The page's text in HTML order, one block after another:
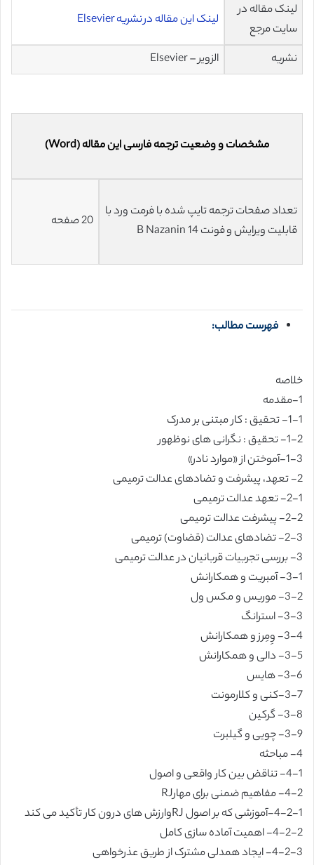
لینک مقاله در
سایت مرجع
لینک این مقاله در نشریه Elsevier
نشریه الزویر – Elsevier
مشخصات و وضعیت ترجمه فارسی این مقاله (Word)
تعداد صفحات ترجمه تایپ شده با فرمت ورد با
قابلیت ویرایش و فونت 14 B Nazanin
20 صفحه
فهرست مطالب:
خلاصه
1-مقدمه
1-1- تحقیق : کار مبتنی بر مدرک
1-2- تحقیق : نگرانی های نوظهور
1-3-آموختن از «موارد نادر»
2- تعهد، پیشرفت و تضادهای عدالت ترمیمی
2-1- تعهد عدالت ترمیمی
2-2- پیشرفت عدالت ترمیمی
2-3- تضادهای عدالت (قضاوت) ترمیمی
3- بررسی تجربیات قربانیان در عدالت ترمیمی
3-1- آمبریت و همکارانش
3-2- موریس و مکس ول
3-3- استرانگ
3-4- وِمِرز و همکارانش
3-5- دالی و همکارانش
3-6- هایس
3-7-کنی و کلارمونت
3-8- گرکین
3-9- چویی و گیلبرت
4- مباحثه
4-1- تناقض بین کار واقعی و اصول
4-2- مفاهیم ضمنی برای مهارRJ
4-2-1-آموزشی که بر اصول RJوارزش های درون کار تأکید می کند
4-2-2- اهمیت آماده سازی کامل
4-2-3- ایجاد همدلی مشترک از طریق عذرخواهی